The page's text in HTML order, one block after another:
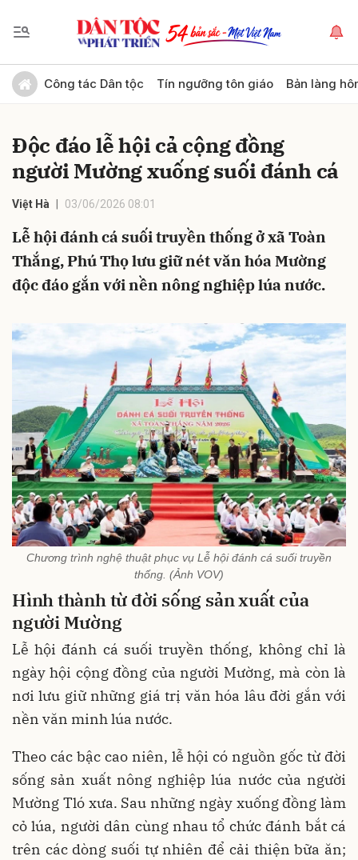
Công tác Dân tộc Tín ngưỡng tôn giáo Bản làng
Độc đáo lễ hội cả cộng đồng
người Mường xuống suối đánh cá
Việt Hà 03/06/2026 08:01
Lễ hội đánh cá suối truyền thống ở xã Toàn
Thắng, Phú Thọ lưu giữ nét văn hóa Mường
độc đáo gắn với nền nông nghiệp lúa nước.
Chương trình nghệ thuật phục vụ Lễ hội đánh cá suối truyền
thống. (Ảnh VOV)
Hình thành từ đời sống sản xuất của
người Mường
Lễ hội đánh cá suối truyền thống, không chỉ là
ngày hội cộng đồng của người Mường, mà còn là
nơi lưu giữ những giá trị văn hóa lâu đời gắn với
nền văn minh lúa nước.
Theo các bậc cao niên, lễ hội có nguồn gốc từ đời
sống sản xuất nông nghiệp lúa nước của người
Mường Tló xưa. Sau những ngày xuống đồng làm
cỏ lúa, người dân cùng nhau tổ chức đánh bắt cá
trên các dòng suối tự nhiên để cải thiện bữa ăn;
Gửi bình luận
Hủy Gửi